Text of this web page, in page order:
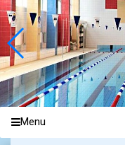
Menu